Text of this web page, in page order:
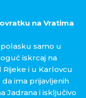
na Vratima
samo u
iskrcaj na
Rijeke i u Karlovcu
ima prijavljenih
Jadrana i isključivo